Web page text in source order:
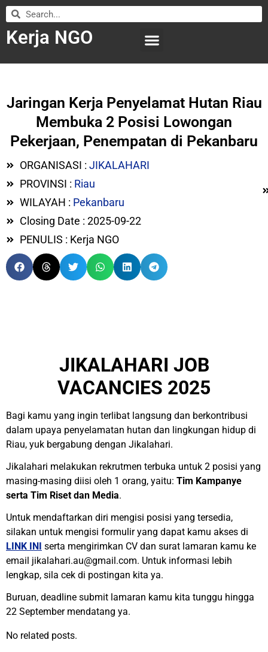
Kerja NGO
Jaringan Kerja Penyelamat Hutan Riau
Membuka 2 Posisi Lowongan
Pekerjaan, Penempatan di Pekanbaru
ORGANISASI : JIKALAHARI
PROVINSI : Riau
WILAYAH : Pekanbaru
Closing Date : 2025-09-22
PENULIS : Kerja NGO
JIKALAHARI JOB
VACANCIES 2025
Bagi kamu yang ingin terlibat langsung dan berkontribusi
dalam upaya penyelamatan hutan dan lingkungan hidup di
Riau, yuk bergabung dengan Jikalahari.
Jikalahari melakukan rekrutmen terbuka untuk 2 posisi yang
masing-masing diisi oleh 1 orang, yaitu: Tim Kampanye
serta Tim Riset dan Media.
Untuk mendaftarkan diri mengisi posisi yang tersedia,
silakan untuk mengisi formulir yang dapat kamu akses di
LINK INI serta mengirimkan CV dan surat lamaran kamu ke
email jikalahari.au@gmail.com. Untuk informasi lebih
lengkap, sila cek di postingan kita ya.
Buruan, deadline submit lamaran kamu kita tunggu hingga
22 September mendatang ya.
No related posts.